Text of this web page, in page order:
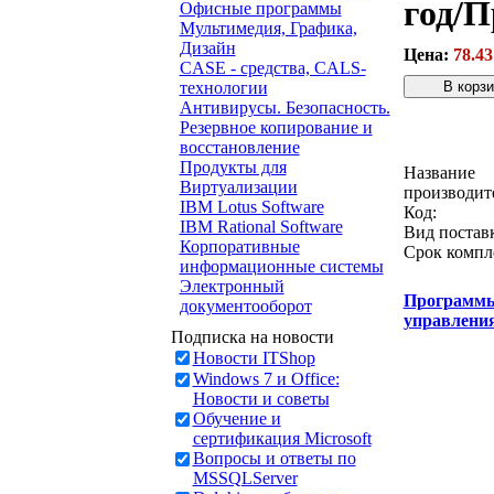
Офисные программы
Мультимедия, Графика,
Дизайн
CASE - средства, CALS-
технологии
Антивирусы. Безопасность.
Резервное копирование и
восстановление
Продукты для
Виртуализации
IBM Lotus Software
IBM Rational Software
Корпоративные
информационные системы
Электронный
документооборот
Подписка на новости
Новости ITShop
Windows 7 и Office:
Новости и советы
Обучение и
сертификация Microsoft
Вопросы и ответы по
MSSQLServer
год/
Цена:
Название
Код:
Вид
Срок